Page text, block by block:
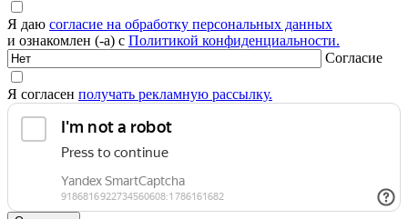
Я даю согласие на обработку персональных данных
и ознакомлен (-а) с Политикой конфиденциальности.
Согласие
Я согласен получать рекламную рассылку.